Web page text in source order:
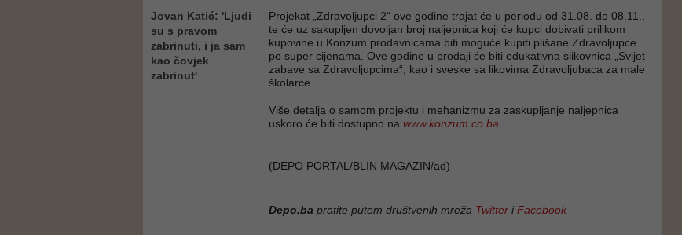
Jovan Katić: 'Ljudi
su s pravom
zabrinuti, i ja sam
kao čovjek
zabrinut'
Projekat „Zdravoljupci 2“ ove godine trajat će u periodu od 31.08. do 08.11.,
te će uz sakupljen dovoljan broj naljepnica koji će kupci dobivati prilikom
kupovine u Konzum prodavnicama biti moguće kupiti plišane Zdravoljupce
po super cijenama. Ove godine u prodaji će biti edukativna slikovnica „Svijet
zabave sa Zdravoljupcima“, kao i sveske sa likovima Zdravoljubaca za male
školarce.
Više detalja o samom projektu i mehanizmu za zaskupljanje naljepnica
uskoro će biti dostupno na www.konzum.co.ba
(DEPO PORTAL/BLIN MAGAZIN/ad)
Depo.ba pratite putem društvenih mreža Twitter iFacebook